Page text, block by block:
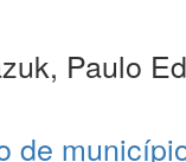
Paulo
de